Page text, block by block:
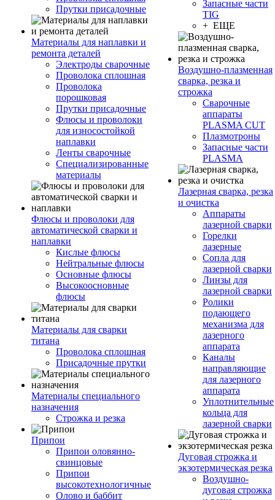
Прутки присадочные
Материалы для наплавки и
ремонта деталей
Электроды сварочные
Проволока сплошная
Проволока
порошковая
Прутки присадочные
Флюсы и проволоки
для износостойкой
наплавки
Ленты сварочные
Специализированные
материалы
Флюсы и проволоки для
автоматической сварки и
наплавки
Кислые флюсы
Нейтральные флюсы
Основные флюсы
Высокоосновные
флюсы
Материалы для сварки
титана
Проволока сплошная
Присадочные прутки
Материалы специального
назначения
Строжка и резка
Припои
Припои оловянно-
свинцовые
Припои
высокотехнологичные
Олово и баббит
Запасные части
TIG
+ ЕЩЕ
Воздушно-плазменная
сварка, резка и
строжка
Сварочные
аппараты
PLASMA CUT
Плазмотроны
Запасные части
PLASMA
Лазерная сварка, резка
и очистка
Аппараты
лазерной сварки
Горелки
лазерные
Сопла для
лазерной сварки
Линзы для
лазерной сварки
Ролики
подающего
механизма для
лазерного
аппарата
Каналы
направляющие
для лазерного
аппарата
Уплотнительные
кольца для
лазерной сварки
Дуговая строжка и
экзотермическая резка
Воздушно-
дуговая строжка